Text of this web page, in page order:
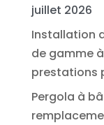
juillet 2026
Installation
de gamme
prestations
Pergola à